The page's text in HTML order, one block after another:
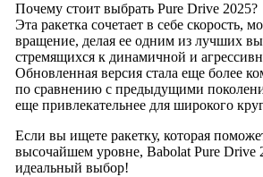
Почему стоит выбрать Pure Drive 2025?
Эта ракетка сочетает в себе скорость,
вращение, делая ее одним из лучших
стремящихся к динамичной и
Обновленная версия стала еще более
по сравнению с предыдущими
еще привлекательнее для широкого
Если вы ищете ракетку, которая
высочайшем уровне, Babolat Pure Drive
идеальный выбор!